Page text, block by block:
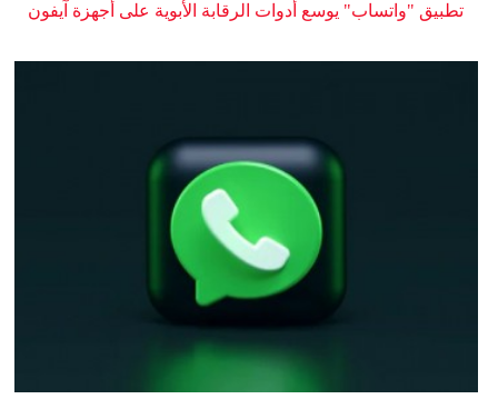
تطبيق "واتساب" يوسع أدوات الرقابة الأبوية على أجهزة آيفون